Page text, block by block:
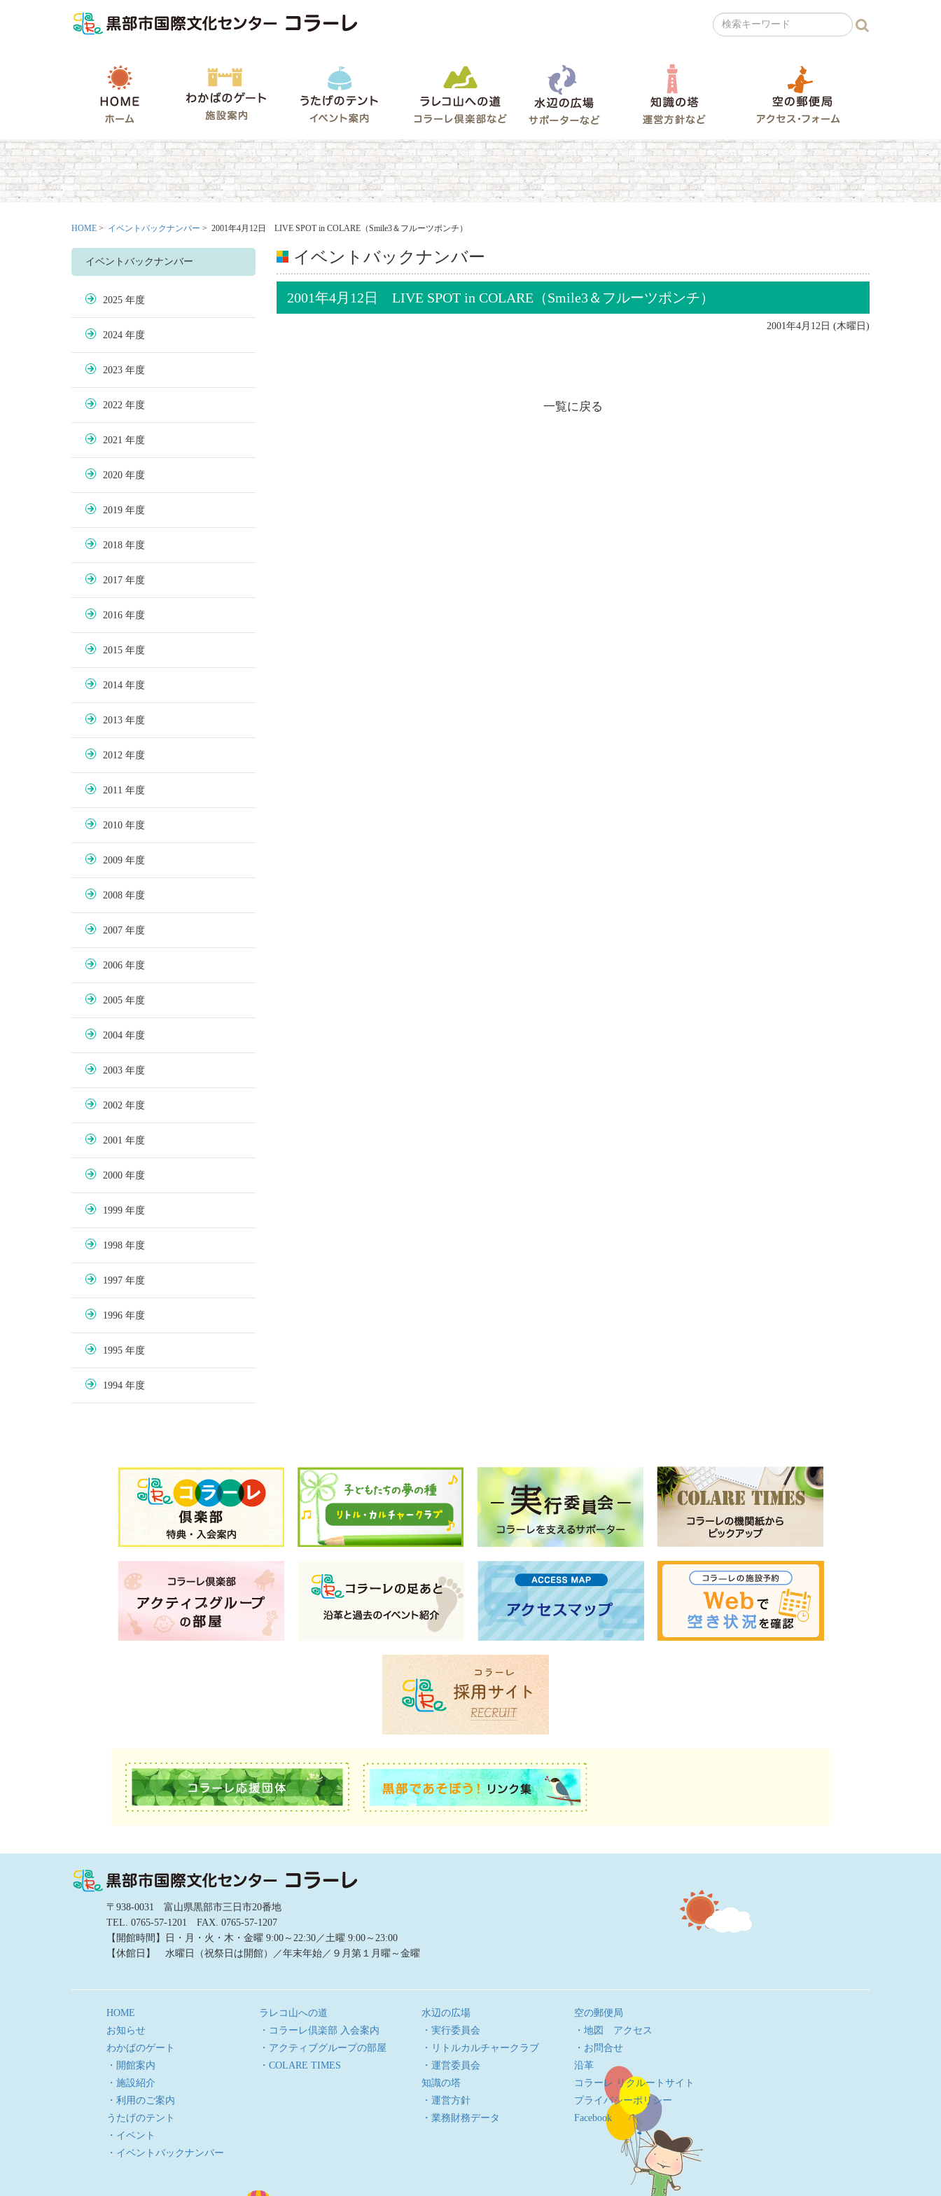
わかばのゲート ラレコ山への道
HOME > イベントバックナンバー > 2001年4月12日 LIVE SPOT in COLARE（Smile3＆フルーツポンチ）
イベントバックナンバー
2025
2024
2023
2022
2021
2020
2019
2018
2017
2016
2015
2014
2013
2012
2011
2010
2009
2008
2007
2006
2005
2004
2003
2002
2001
2000
1999
1998
1997
1996
1995
1994
イベントバックナンバー
2001年4月12日 LIVE SPOT in COLARE（Smile3＆フルーツポンチ）
2001年4月12日 (木曜日)
一覧に戻る
〒938-0031 富山県黒部市三日市20番地
TEL. 0765-57-1201 FAX. 0765-57-1207
【開館時間】日・月・火・木・金曜 9:00～22:30／土曜 9:00～23:00
【休館日】 水曜日（祝祭日は開館）／年末年始／９月第１月曜～金曜
HOME
お知らせ
わかばのゲート
・開館案内
・施設紹介
・利用のご案内
うたげのテント
・イベント
・イベントバックナンバー
ラレコ山への道
・コラーレ倶楽部 入会案内
・アクティブグループの部屋
・COLARE TIMES
水辺の広場
・実行委員会
・リトルカルチャークラブ
・運営委員会
知識の塔
・運営方針
・業務財務データ
空の郵便局
・地図 アクセス
・お問合せ
沿革
コラーレ リクルートサイト
プライバシーポリシー
Facebook